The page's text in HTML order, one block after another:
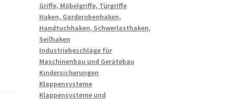
Griffe, Möbelgriffe, Türgriffe
Haken, Garderobenhaken,
Handtuchhaken, Schwerlasthaken,
Seilhaken
Industriebeschläge für
Maschinenbau und Gerätebau
Kindersicherungen
Klappensysteme
Klappensysteme und